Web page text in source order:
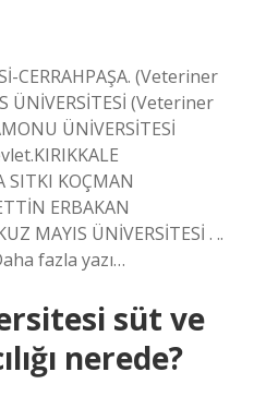
CERRAHPAŞA. (Veteriner
ÜNİVERSİTESİ (Veteriner
ÜNİVERSİTESİ
SITKI KOÇMAN
ERBAKAN
MAYIS ÜNİVERSİTESİ . ..
fazla yazı…
süt ve
nerede?